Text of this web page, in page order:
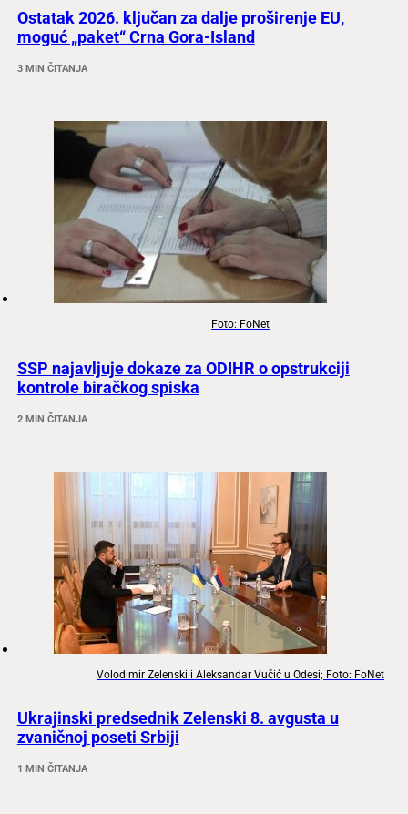
Ostatak 2026. ključan za dalje proširenje EU,
moguć „paket“ Crna Gora-Island
3 MIN ČITANJA
Foto: FoNet
SSP najavljuje dokaze za ODIHR o opstrukciji
kontrole biračkog spiska
2 MIN ČITANJA
Volodimir Zelenski i Aleksandar Vučić u Odesi; Foto: FoNet
Ukrajinski predsednik Zelenski 8. avgusta u
zvaničnoj poseti Srbiji
1 MIN ČITANJA